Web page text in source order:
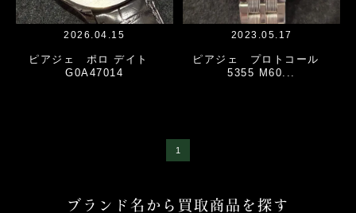
2026.04.15
ピアジェ ポロ デイト
G0A47014
2023.05.17
ピアジェ プロトコール
5355 M60...
1
ブランド名から買取商品を探す